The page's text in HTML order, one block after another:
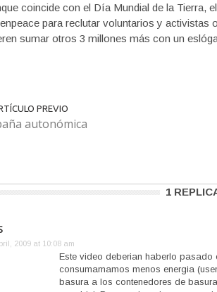
coincide con el Día Mundial de la Tierra,
para reclutar voluntarios y activistas
sumar otros 3 millones más con un
PREVIO
autonómica
1
2009 at 10:08 am
Este video deberian haberlo
consumamamos menos energia
basura a los contenedores de